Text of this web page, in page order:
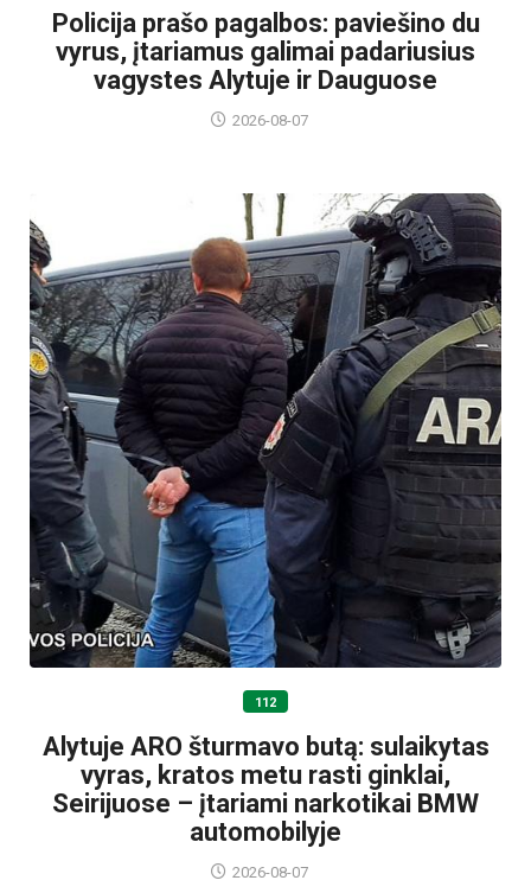
Policija prašo pagalbos: paviešino du
vyrus, įtariamus galimai padariusius
vagystes Alytuje ir Dauguose
2026-08-07
112
Alytuje ARO šturmavo butą: sulaikytas
vyras, kratos metu rasti ginklai,
Seirijuose – įtariami narkotikai BMW
automobilyje
2026-08-07